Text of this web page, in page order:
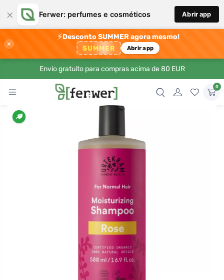
× Ferwer: perfumes e cosméticos Abrir app
×
⚡Desconto SUMMER agora mesmo!
SUMMER Abrir app
Envio gratuito para compras acima de 80 EUR
0